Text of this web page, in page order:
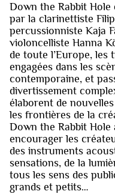
Down the Rabbit
par la clarinettiste
percussionniste Kaja
violoncelliste Hanna
de toute l’Europe, les
engagées dans les
contemporaine, et
divertissement
élaborent de
les frontières de la
Down the Rabbit
encourager les
des instruments
sensations, de la
tous les sens des
grands et petits…